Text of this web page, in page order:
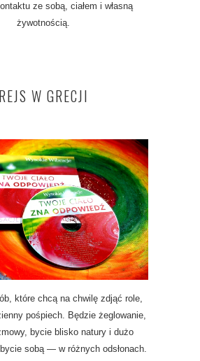
ze sobą, ciałem i własną
żywotnością.
REJS W GRECJI
które chcą na chwilę zdjąć role,
pośpiech. Będzie żeglowanie,
bycie blisko natury i dużo
sobą — w różnych odsłonach.